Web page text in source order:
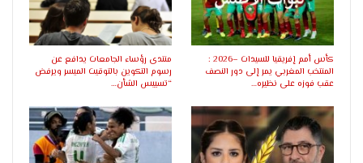
كأس أمم إفريقيا للسيدات –2026 :
المنتخب المغربي يمر إلى دور النصف
عقب فوزه على نظيره…
منتدى رؤساء الجامعات يدافع عن
رسوم التكوين بالتوقيت الميسر ويرفض
“تسييس الشأن…